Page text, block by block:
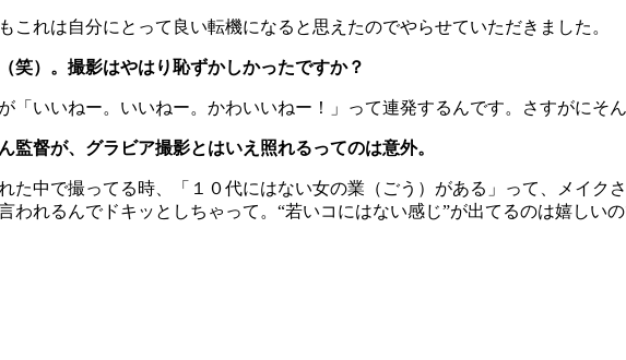
は自分にとって良い転機になると思えたのでやらせていただきました。
）。撮影はやはり恥ずかしかったですか？
いいねー。いいねー。かわいいねー！」って連発するんです。さすがにそん
督が、グラビア撮影とはいえ照れるってのは意外。
中で撮ってる時、「１０代にはない女の業（ごう）がある」って、メイク
れるんでドキッとしちゃって。“若いコにはない感じ”が出てるのは嬉しい